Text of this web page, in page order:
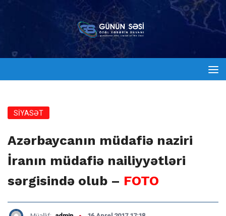
SİYASƏT
Azərbaycanın müdafiə naziri
İranın müdafiə nailiyyətləri
sərgisində olub – FOTO